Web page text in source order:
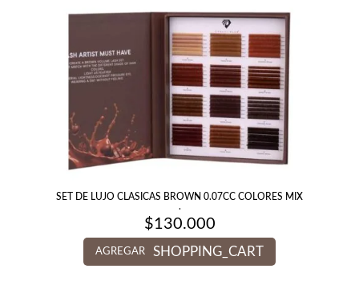
SET DE LUJO CLASICAS BROWN 0.07CC COLORES MIX
.
$130.000
AGREGAR SHOPPING_CART